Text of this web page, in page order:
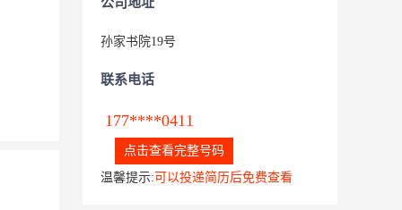
孙家书院19号
联系电话
177****0411
点击查看完整号码
温馨提示: 可以投递简历后免费查看